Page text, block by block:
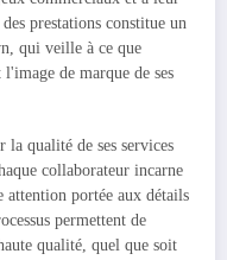
prestations constitue un
qui veille à ce que
de marque de ses
qualité de ses services
collaborateur incarne
attention portée aux détails
permettent de
qualité, quel que soit